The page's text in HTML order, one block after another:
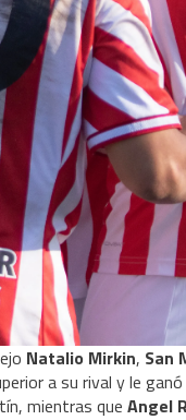
Natalio Mirkin, San
a su rival y le
mientras que Angel